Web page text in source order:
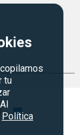
tu
Política